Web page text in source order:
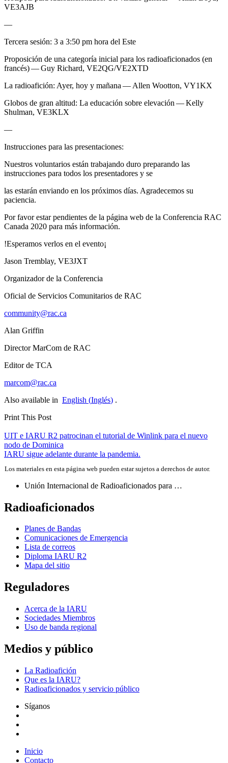
VE3AJB
—
Tercera sesión: 3 a 3:50 pm hora del Este
Proposición de una categoría inicial para los radioaficionados (en
francés) — Guy Richard, VE2QG/VE2XTD
La radioafición: Ayer, hoy y mañana — Allen Wootton, VY1KX
Globos de gran altitud: La educación sobre elevación — Kelly
Shulman, VE3KLX
—
Instrucciones para las presentaciones:
Nuestros voluntarios están trabajando duro preparando las
instrucciones para todos los presentadores y se
las estarán enviando en los próximos días. Agradecemos su
paciencia.
Por favor estar pendientes de la página web de la Conferencia RAC
Canada 2020 para más información.
!Esperamos verlos en el evento¡
Jason Tremblay, VE3JXT
Organizador de la Conferencia
Oficial de Servicios Comunitarios de RAC
community@​rac.​ca
Alan Griffin
Director MarCom de RAC
Editor de TCA
marcom@​rac.​ca
Also available in English (Inglés) .
Print This Post
Navegación
de
entradas
UIT e IARU R2 patrocinan el tutorial de Winlink para el nuevo
nodo de Dominica
IARU sigue adelante durante la pandemia.
Los materiales en esta página web pueden estar sujetos a derechos de autor.
Unión Internacional de Radioaficionados para …
Radioaficionados
Planes de Bandas
Comunicaciones de Emergencia
Lista de correos
Diploma IARU R2
Mapa del sitio
Reguladores
Acerca de la IARU
Sociedades Miembros
Uso de banda regional
Medios y público
La Radioafición
Que es la IARU?
Radioaficionados y servicio público
Síganos
Inicio
Contacto